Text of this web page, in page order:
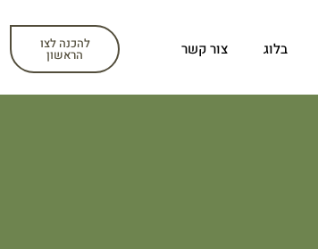
בלוג צור קשר להכנה לצו
הראשון